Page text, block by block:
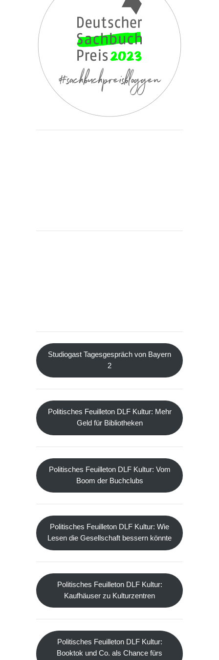
Studiogast Tagesgespräch von Bayern
2
Politisches Feuilleton DLF Kultur: Mehr
Geld für Bibliotheken
Politisches Feuilleton DLF Kultur: Vom
Boom der Buchclubs
Politisches Feuilleton DLF Kultur: Wie
Lesen die Gesellschaft bessern könnte
Politisches Feuilleton DLF Kultur:
Kaufhäuser zu Kulturzentren
Politisches Feuilleton DLF Kultur:
Booktok und Co. als Chance fürs